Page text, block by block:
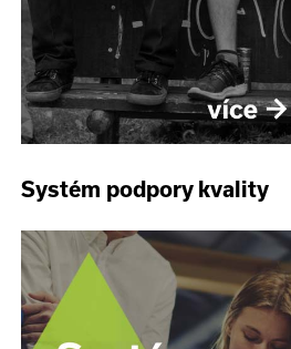
Systém podpory kvality